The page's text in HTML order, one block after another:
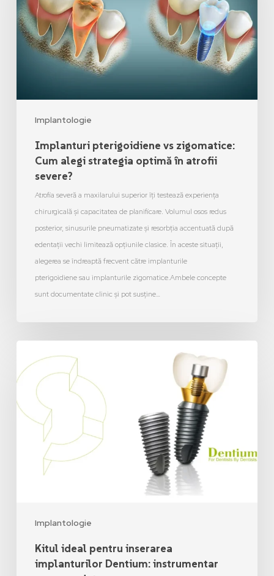
Implantologie
Implanturi pterigoidiene vs zigomatice:
Cum alegi strategia optimă în atrofii
severe?
Atrofia severă a maxilarului superior îți testează experiența
chirurgicală și capacitatea de planificare. Volumul osos redus
posterior, sinusurile pneumatizate și resorbția accentuată după
edentații vechi limitează opțiunile clasice. În aceste situații,
alegerea se îndreaptă frecvent către implanturile
pterigoidiene sau implanturile zigomatice.Ambele concepte
sunt documentate clinic și pot susține…
Implantologie
Kitul ideal pentru inserarea
implanturilor Dentium: instrumentar